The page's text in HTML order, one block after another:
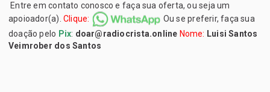
Entre em contato conosco e faça sua oferta, ou seja um
apoioador(a). Clique:
Ou se preferir, faça sua
doação pelo Pix: doar@radiocrista.online Nome: Luisi Santos
Veimrober dos Santos